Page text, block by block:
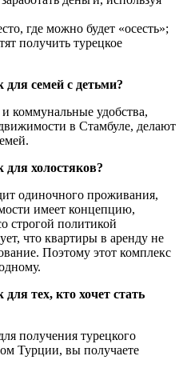
где можно будет «осесть»;
получить турецкое
семей с детьми?
коммунальные удобства,
в Стамбуле, делают
холостяков?
одиночного проживания,
имеет концепцию,
строгой политикой
что квартиры в аренду не
Поэтому этот комплекс
тех, кто хочет стать
получения турецкого
Турции, вы получаете